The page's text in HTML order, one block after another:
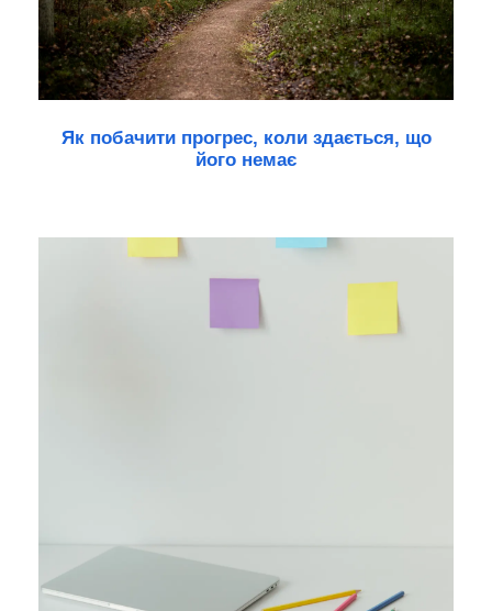
Як побачити прогрес, коли здається, що
його немає